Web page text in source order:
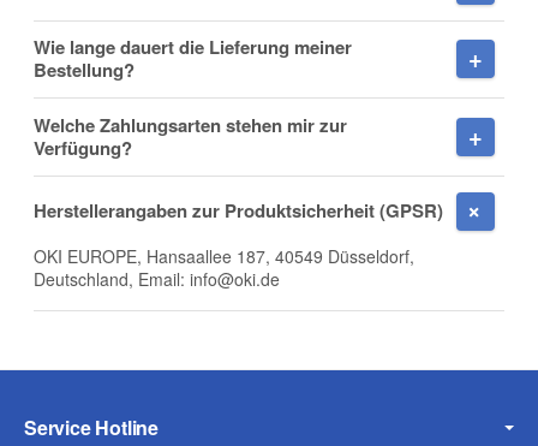
Firma
Wie lange dauert die Lieferung meiner
Bestellung?
Welche Zahlungsarten stehen mir zur
Verfügung?
Herstellerangaben zur Produktsicherheit (GPSR)
OKI EUROPE, Hansaallee 187, 40549 Düsseldorf,
Deutschland, Email: info@oki.de
Service Hotline